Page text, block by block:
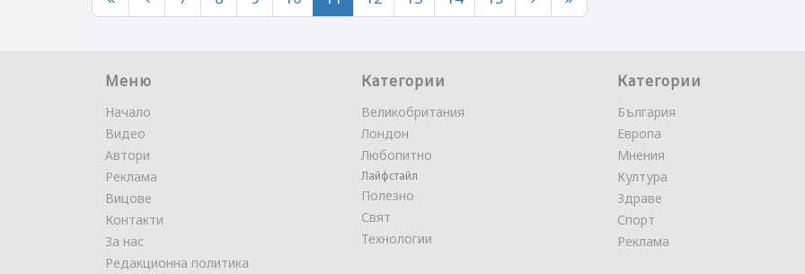
Меню
Начало
Видео
Автори
Реклама
Вицове
Контакти
За нас
Редакционна политика
Категории
Великобритания
Лондон
Любопитно
Лайфстайл
Полезно
Свят
Технологии
Категории
България
Европа
Мнения
Култура
Здраве
Спорт
Реклама